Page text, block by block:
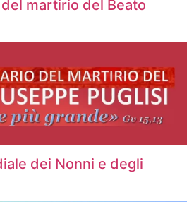
martirio del Beato
dei Nonni e degli